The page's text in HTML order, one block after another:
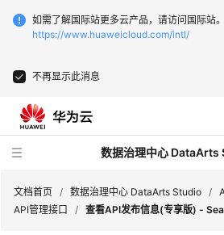
如需了解国际站更多云产品，请访问国际站。
https://www.huaweicloud.com/intl/
不再显示此消息
数据治理中心 DataArts
文档首页 / 数据治理中心 DataArts Studio /
API管理接口
/ 查看API发布信息(专享版) -